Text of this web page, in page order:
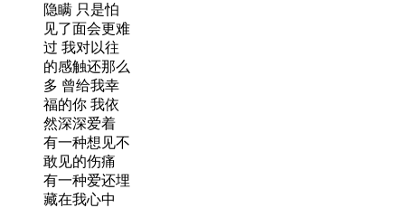
隐瞒 只是怕
见了面会更难
过 我对以往
的感触还那么
多 曾给我幸
福的你 我依
然深深爱着
有一种想见不
敢见的伤痛
有一种爱还埋
藏在我心中